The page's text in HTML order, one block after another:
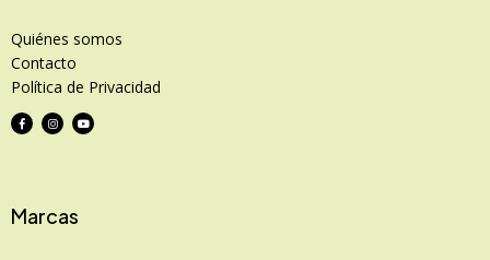
Quiénes somos
Contacto
Política de Privacidad
Marcas